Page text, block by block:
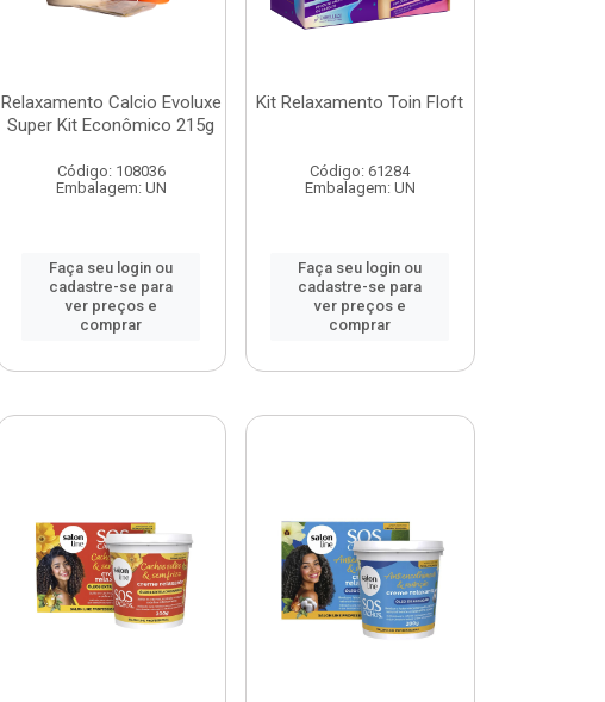
Relaxamento Calcio Evoluxe
Super Kit Econômico 215g
Código: 108036
Embalagem: UN
Faça seu login ou
cadastre-se para
ver preços e
comprar
Kit Relaxamento Toin Floft
Código: 61284
Embalagem: UN
Faça seu login ou
cadastre-se para
ver preços e
comprar